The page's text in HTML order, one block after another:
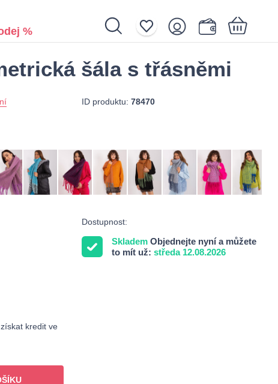
%
Nákupní košík je prázdný.
šála s třásněmi
ID produktu: 78470
Dostupnost:
Skladem Objednejte nyní a můžete
to mít už: středa 12.08.2026
kredit ve